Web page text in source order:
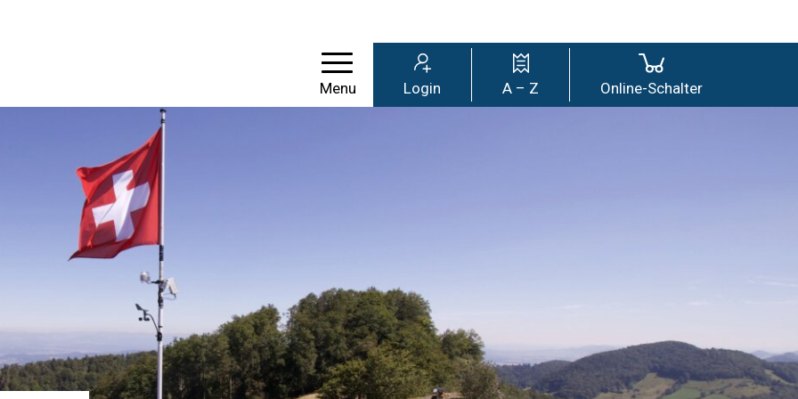
Mümliswil-Ramiswil
Menu Login A – Z Online-Schalter